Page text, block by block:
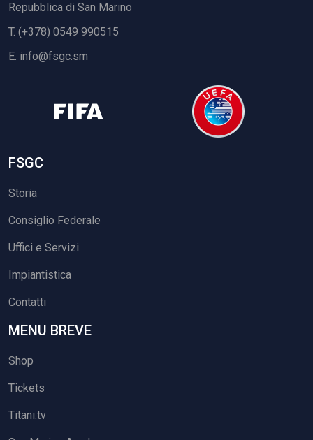
Repubblica di San Marino
T. (+378) 0549 990515
E. info@fsgc.sm
FSGC
Storia
Consiglio Federale
Uffici e Servizi
Impiantistica
Contatti
MENU BREVE
Shop
Tickets
Titani.tv